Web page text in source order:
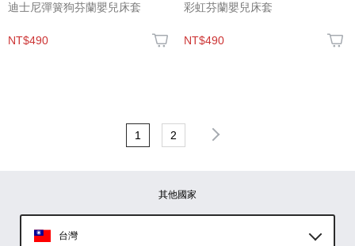
迪士尼彈簧狗芬蘭嬰兒床套
NT$490
彩虹芬蘭嬰兒床套
NT$490
1 2
其他國家
台灣